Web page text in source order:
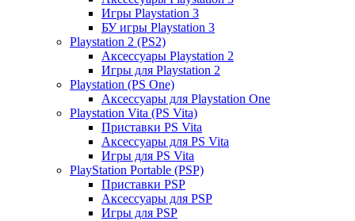
Игры Playstation 3
БУ игры Playstation 3
Playstation 2 (PS2)
Аксессуары Playstation 2
Игры для Playstation 2
Playstation (PS One)
Аксессуары для Playstation One
Playstation Vita (PS Vita)
Приставки PS Vita
Аксессуары для PS Vita
Игры для PS Vita
PlayStation Portable (PSP)
Приставки PSP
Аксессуары для PSP
Игры для PSP